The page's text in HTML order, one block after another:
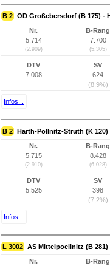
B 2 OD Großebersdorf (B 175) -
Nr.
5.714
(2.909)
B-Rang
7.700
(5.305)
DTV
7.008
SV
624
(8,9%)
Infos...
B 2 Harth-Pöllnitz-Struth (K
Nr.
5.715
(2.910)
B-Rang
8.428
(6.028)
DTV
5.525
SV
398
(7,2%)
Infos...
L 3002 AS Mittelpoellnitz (B
Nr.
B-Rang